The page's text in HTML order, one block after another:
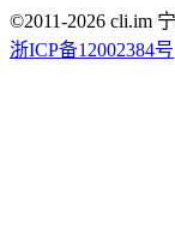
©2011-2026 cli.im
浙ICP备12002384号